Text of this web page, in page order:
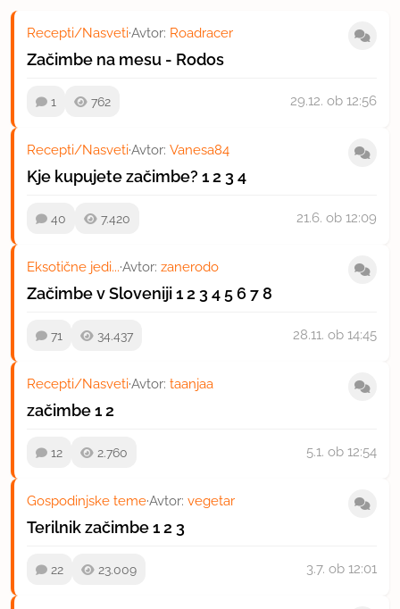
Recepti/Nasveti·Avtor: Roadracer
Začimbe na mesu - Rodos
1 762 29.12. ob 12:56
Recepti/Nasveti·Avtor: Vanesa84
Kje kupujete začimbe? 1 2 3 4
40 7.420 21.6. ob 12:09
Eksotične jedi...·Avtor: zanerodo
Začimbe v Sloveniji1 2 3 4 5678
71 34.437 28.11. ob 14:45
Recepti/Nasveti·Avtor: taanjaa
začimbe1 2
12 2.760 5.1. ob 12:54
Gospodinjske teme·Avtor: vegetar
Terilnik začimbe1 2 3
22 23.009 3.7. ob 12:01